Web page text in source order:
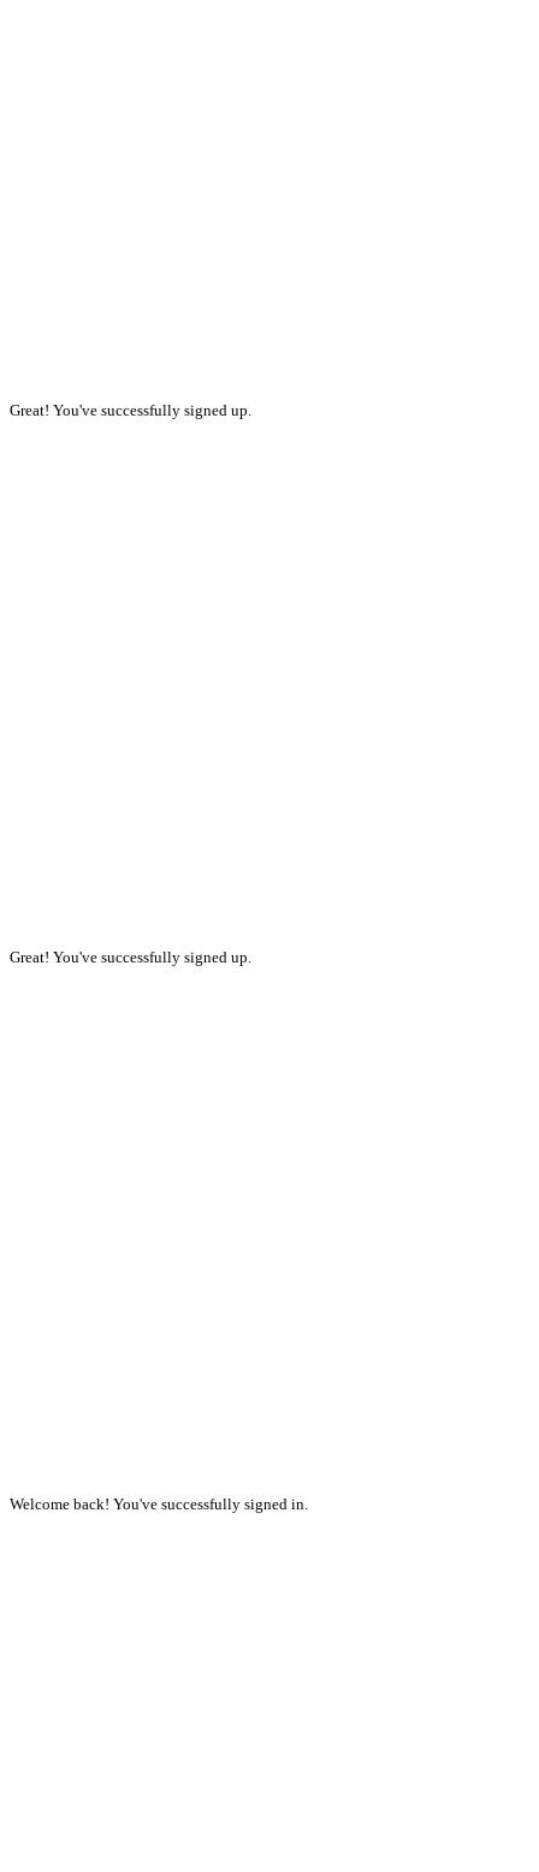
Great! You've successfully signed up.
Great! You've successfully signed up.
Welcome back! You've successfully signed in.